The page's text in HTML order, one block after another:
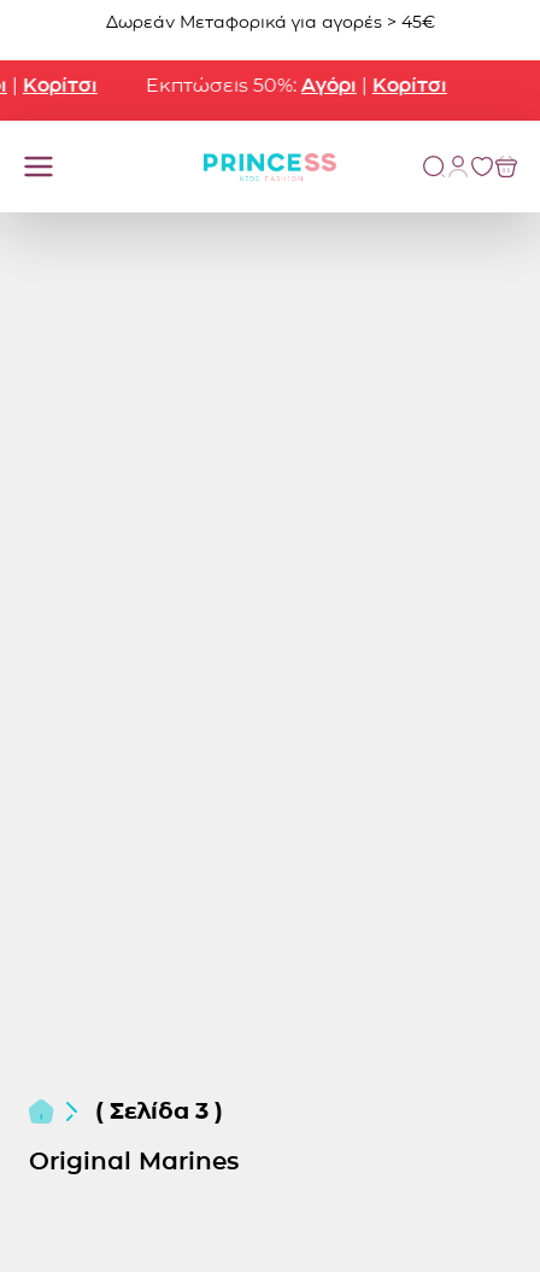
Μετάβαση στο περιεχόμενο
Δωρεάν Μεταφορικά για αγορές > 45€
Εκπτώσεις 50%:Αγόρι|Κορίτσι
( Σελίδα 3 )
Original Marines